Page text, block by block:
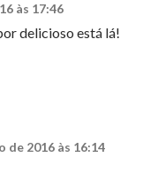
às 17:46
delicioso está lá!
de 2016 às 16:14